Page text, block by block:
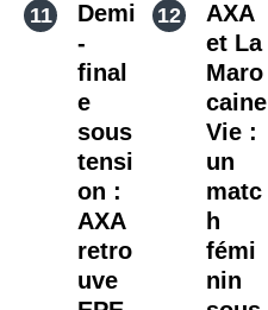
Demi
-
final
e
sous
tensi
on :
AXA
retro
uve
AXA
et La
Maro
caine
Vie :
un
matc
h
fémi
nin